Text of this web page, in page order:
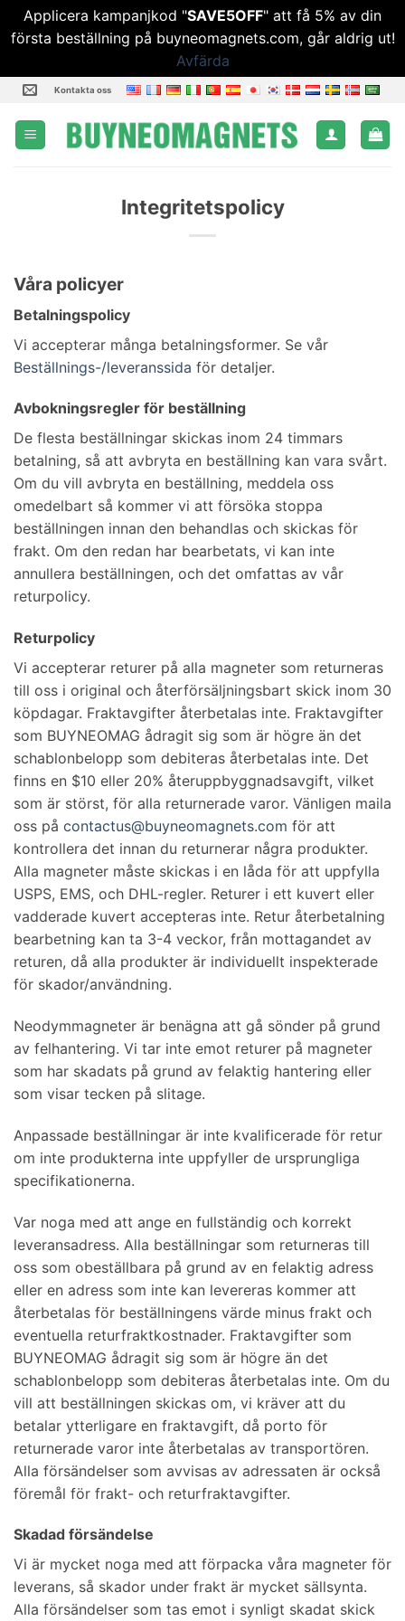
Applicera kampanjkod "SAVE5OFF" att få 5% av din
första beställning på buyneomagnets.com, går aldrig ut!
Avfärda
Hoppa
innehåll
Kontakta oss
Integritetspolicy
Våra policyer
Betalningspolicy
Vi accepterar många betalningsformer. Se vår
Beställnings-/leveranssida för detaljer.
Avbokningsregler för beställning
De flesta beställningar skickas inom 24 timmars
betalning, så att avbryta en beställning kan vara svårt.
Om du vill avbryta en beställning, meddela oss
omedelbart så kommer vi att försöka stoppa
beställningen innan den behandlas och skickas för
frakt. Om den redan har bearbetats, vi kan inte
annullera beställningen, och det omfattas av vår
returpolicy.
Returpolicy
Vi accepterar returer på alla magneter som returneras
till oss i original och återförsäljningsbart skick inom 30
köpdagar. Fraktavgifter återbetalas inte. Fraktavgifter
som BUYNEOMAG ådragit sig som är högre än det
schablonbelopp som debiteras återbetalas inte. Det
finns en $10 eller 20% återuppbyggnadsavgift, vilket
som är störst, för alla returnerade varor. Vänligen maila
oss på contactus@buyneomagnets.com för att
kontrollera det innan du returnerar några produkter.
Alla magneter måste skickas i en låda för att uppfylla
USPS, EMS, och DHL-regler. Returer i ett kuvert eller
vadderade kuvert accepteras inte. Retur återbetalning
bearbetning kan ta 3-4 veckor, från mottagandet av
returen, då alla produkter är individuellt inspekterade
för skador/användning.
Neodymmagneter är benägna att gå sönder på grund
av felhantering. Vi tar inte emot returer på magneter
som har skadats på grund av felaktig hantering eller
som visar tecken på slitage.
Anpassade beställningar är inte kvalificerade för retur
om inte produkterna inte uppfyller de ursprungliga
specifikationerna.
Var noga med att ange en fullständig och korrekt
leveransadress. Alla beställningar som returneras till
oss som obeställbara på grund av en felaktig adress
eller en adress som inte kan levereras kommer att
återbetalas för beställningens värde minus frakt och
eventuella returfraktkostnader. Fraktavgifter som
BUYNEOMAG ådragit sig som är högre än det
schablonbelopp som debiteras återbetalas inte. Om du
vill att beställningen skickas om, vi kräver att du
betalar ytterligare en fraktavgift, då porto för
returnerade varor inte återbetalas av transportören.
Alla försändelser som avvisas av adressaten är också
föremål för frakt- och returfraktavgifter.
Skadad försändelse
Vi är mycket noga med att förpacka våra magneter för
leverans, så skador under frakt är mycket sällsynta.
Alla försändelser som tas emot i synligt skadat skick